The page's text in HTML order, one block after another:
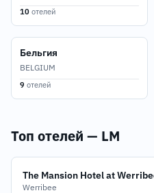
10 отелей
Бельгия
BELGIUM
9 отелей
Топ отелей — LM
The Mansion Hotel at
Werribee